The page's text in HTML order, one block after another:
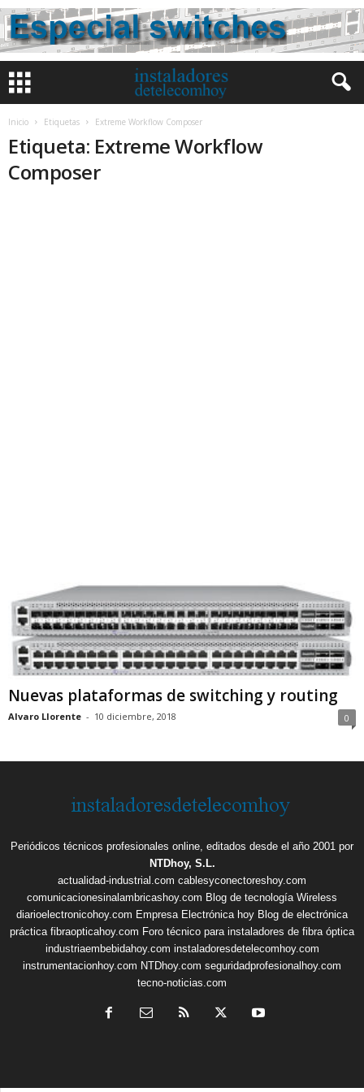
Inicio Etiquetas Extreme Workflow Composer
Etiqueta: Extreme Workflow
Composer
Nuevas plataformas de switching y routing
Alvaro Llorente - 10 diciembre, 2018 0
Periódicos técnicos profesionales online, editados desde el año 2001 por
NTDhoy, S.L.
actualidad-industrial.com cablesyconectoreshoy.com
comunicacionesinalambricashoy.com Blog de tecnología Wireless
diarioelectronicohoy.com Empresa Electrónica hoy Blog de electrónica
práctica fibraopticahoy.com Foro técnico para instaladores de fibra óptica
industriaembebidahoy.com instaladoresdetelecomhoy.com
instrumentacionhoy.com NTDhoy.com seguridadprofesionalhoy.com
tecno-noticias.com